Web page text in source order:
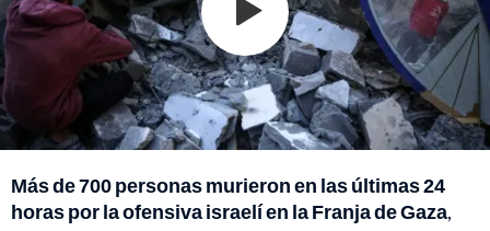
Más de 700 personas murieron en las últimas 24
horas por la ofensiva israelí en la Franja de Gaza,